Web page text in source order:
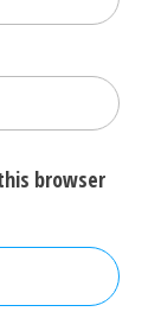
browser